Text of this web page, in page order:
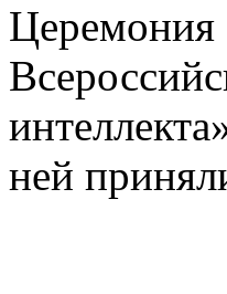
Церемония
ней